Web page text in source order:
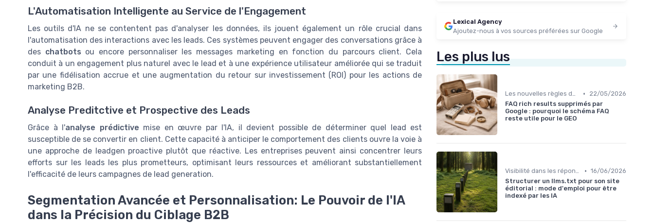
L'Automatisation Intelligente au Service de l'Engagement
Les outils d'IA ne se contentent pas d'analyser les données, ils jouent également un rôle crucial dans
l'automatisation des interactions avec les leads. Ces systèmes peuvent engager des conversations grâce à
des chatbots ou encore personnaliser les messages marketing en fonction du parcours client. Cela
conduit à un engagement plus naturel avec le lead et à une expérience utilisateur améliorée qui se traduit
par une fidélisation accrue et une augmentation du retour sur investissement (ROI) pour les actions de
marketing B2B.
Analyse Preditctive et Prospective des Leads
Grâce à l'analyse prédictive mise en œuvre par l'IA, il devient possible de déterminer quel lead est
susceptible de se convertir en client. Cette capacité à anticiper le comportement des clients ouvre la voie à
une approche de leadgen proactive plutôt que réactive. Les entreprises peuvent ainsi concentrer leurs
efforts sur les leads les plus prometteurs, optimisant leurs ressources et améliorant substantiellement
l'efficacité de leurs campagnes de lead generation.
Segmentation Avancée et Personnalisation: Le Pouvoir de l'IA
dans la Précision du Ciblage B2B
Lexical Agency
Ajoutez-nous à vos sources préférées sur Google
Les plus lus
Les nouvelles règles du SEO éditorial •
22/05/2026
FAQ rich results supprimés par
Google : pourquoi le schéma FAQ
reste utile pour le GEO
Visibilité dans les réponses génératives • 16/06/2026
Structurer un llms.txt pour son site
éditorial : mode d'emploi pour être
indexé par les IA